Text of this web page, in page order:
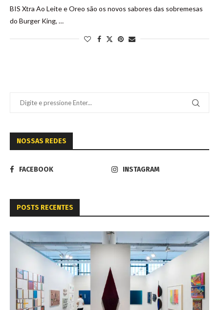
BIS Xtra Ao Leite e Oreo são os novos sabores das sobremesas
do Burger King, …
NOSSAS REDES
FACEBOOK INSTAGRAM
POSTS RECENTES